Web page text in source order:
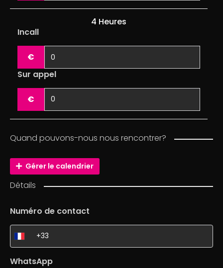
4 Heures
Incall
€
Sur appel
€
Quand pouvons-nous nous rencontrer?
Gérer le calendrier
Détails
Numéro de contact
WhatsApp